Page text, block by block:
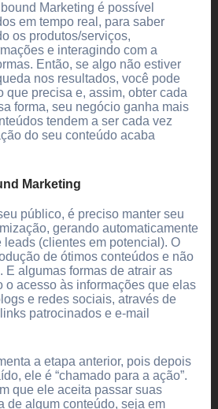
Marketing é possível
em tempo real, para saber
os produtos/serviços,
e interagindo com a
Então, se algo não estiver
nos resultados, você pode
que precisa e, assim, obter cada
forma, seu negócio ganha mais
tendem a ser cada vez
do seu conteúdo acaba
Marketing
público, é preciso manter seu
gerando automaticamente
(clientes em potencial). O
de ótimos conteúdos e não
E algumas formas de atrair as
o acesso às informações que elas
e redes sociais, através de
patrocinados e e-mail
a etapa anterior, pois depois
ele é “chamado para a ação”.
que ele aceita passar suas
de algum conteúdo, seja em